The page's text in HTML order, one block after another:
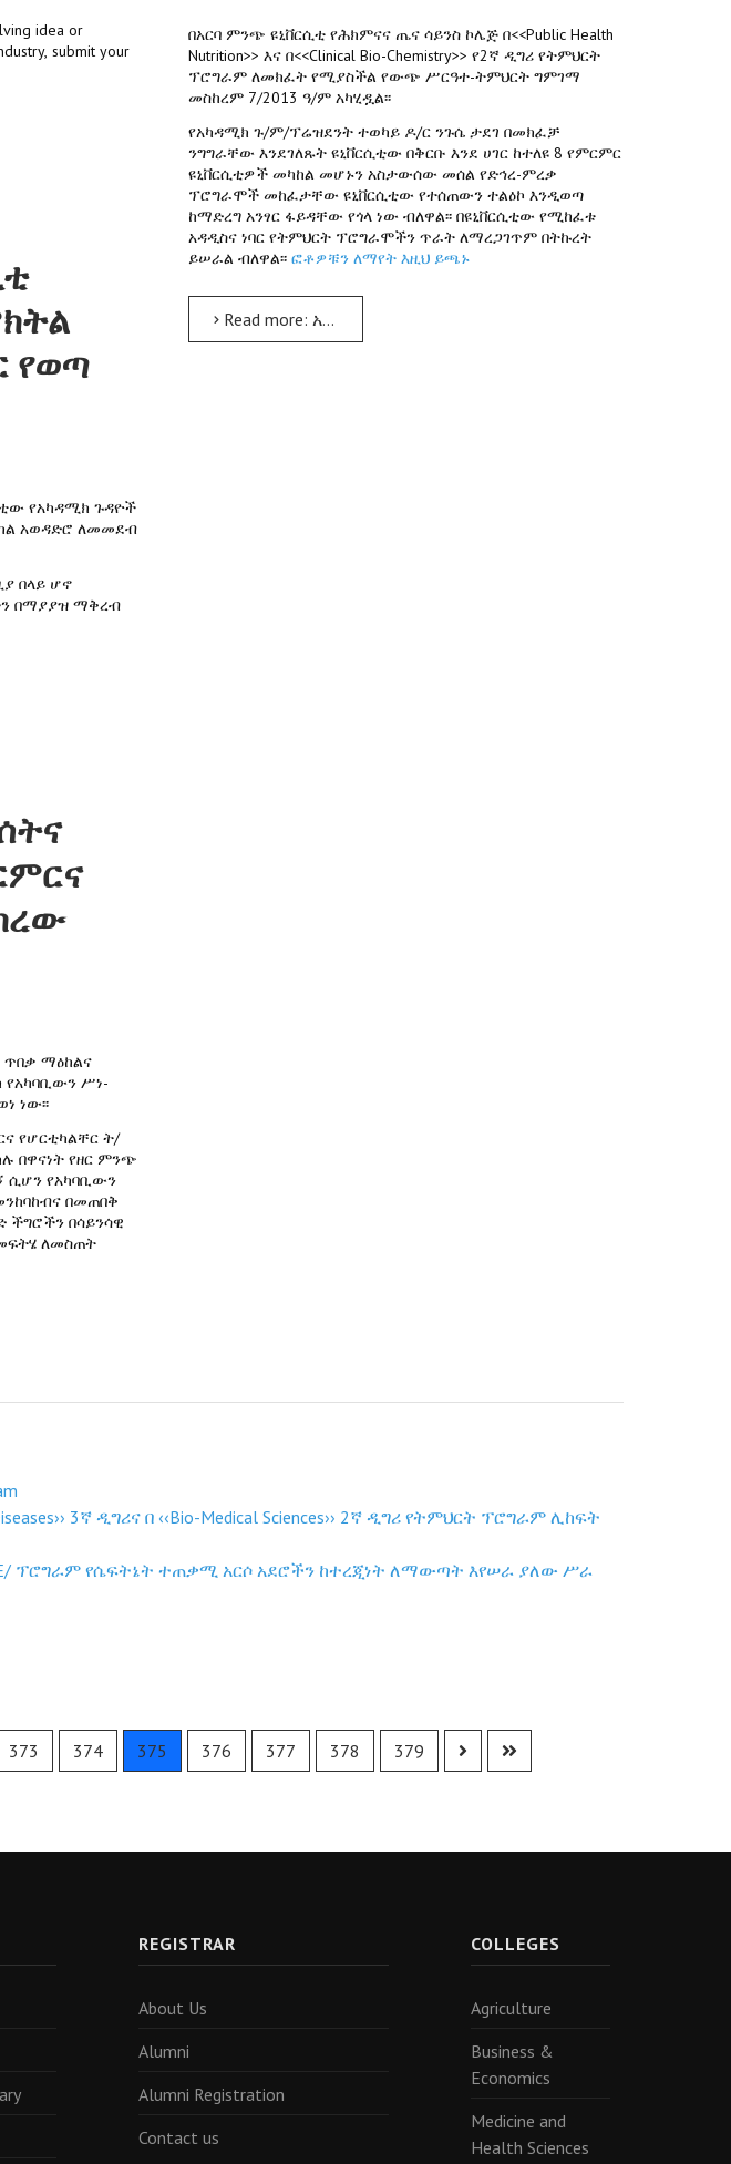
idea or
submit your
TRANSFER PROPOSAL
የወጣ
የአካዳሚክ ጉዳዮች
አወዳድሮ ለመመደብ
በላይ ሆኖ
በማያያዝ ማቅረብ
ለአካዳሚክ ጉዳዮች ምክትል ፕሬዝደንትነት ውድድር የወጣ የውስጥ ማስታወቂያ
ጥበቃ ማዕከልና
የአካባቢውን ሥነ-
ነው፡፡
የሆርቲካልቸር ት/
በዋናነት የዘር ምንጭ
ሲሆን የአካባቢውን
በመጠበቅ
ችግሮችን በሳይንሳዊ
ለመስጠት
የመድኃኒት ዕፅዋት ምርምርና ጥበቃ ሥራዎች ተጠናክረው መቀጠላቸው ተገለፀ
በአርባ ምንጭ ዩኒቨርሲቲ የሕክምናና ጤና ሳይንስ ኮሌጅ በ<<Public Health
Nutrition>> እና በ<<Clinical Bio-Chemistry>> የ2ኛ ዲግሪ የትምህርት
ፕሮግራም ለመክፈት የሚያስችል የውጭ ሥርዓተ-ትምህርት ግምገማ
መስከረም 7/2013 ዓ/ም አካሂዷል፡፡
የአካዳሚክ ጉ/ም/ፕሬዝደንት ተወካይ ዶ/ር ንጉሴ ታደገ በመክፈቻ
ንግግራቸው እንደገለጹት ዩኒቨርሲቲው በቅርቡ እንደ ሀገር ከተለዩ 8 የምርምር
ዩኒቨርሲቲዎች መካከል መሆኑን አስታውሰው መሰል የድኅረ-ምረቃ
ፕሮግራሞች መከፈታቸው ዩኒቨርሲቲው የተሰጠውን ተልዕኮ እንዲወጣ
ከማድረግ አንፃር ፋይዳቸው የጎላ ነው ብለዋል፡፡ በዩኒቨርሲቲው የሚከፈቱ
አዳዲስና ነባር የትምህርት ፕሮግራሞችን ጥራት ለማረጋገጥም በትኩረት
ይሠራል ብለዋል፡፡ ፎቶዎቹን ለማየት እዚህ ይጫኑ
Read more: አርባ ምንጭ ዩኒቨርሲቲ በ2013 የት/ዘመን በህክምናና ጤናው
3ኛ ዲግሪና በ ‹‹Bio-Medical Sciences›› 2ኛ ዲግሪ የትምህርት ፕሮግራም ሊከፍት
ፕሮግራም የሴፍትኔት ተጠቃሚ አርሶ አደሮችን ከተረጂነት ለማውጣት እየሠራ ያለው ሥራ
373 374 375 376 377 378 379
REGISTRAR
About Us
Alumni
Alumni Registration
Contact us
COLLEGES
Agriculture
Business &
Economics
Medicine and
Health Sciences